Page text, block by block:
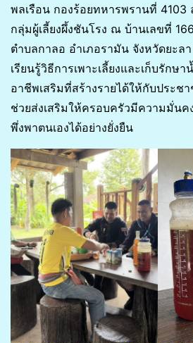
พลเรือน กองร้อยทหารพรานที่
กลุ่มผู้เลี้ยงผึ้งชันโรง ณ บ้านเลขที่
ตำบลกาลอ อำเภอรามัน จังหวัดยะล
เรียนรู้วิธีการเพาะเลี้ยงและเก็บรักษ
อาชีพเสริมที่สร้างรายได้ให้กับประช
ช่วยส่งเสริมให้ครอบครัวมีความมั่นค
พึ่งพาตนเองได้อย่างยั่งยืน